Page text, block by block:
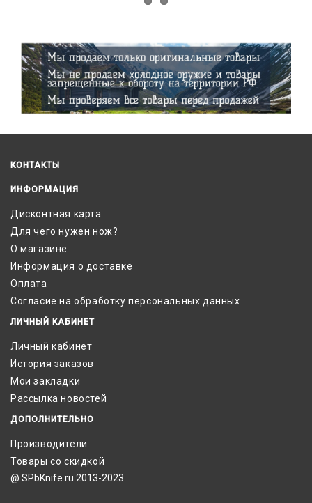
КОНТАКТЫ
ИНФОРМАЦИЯ
Дисконтная карта
Для чего нужен нож?
О магазине
Информация о доставке
Оплата
Согласие на обработку персональных данных
ЛИЧНЫЙ КАБИНЕТ
Личный кабинет
История заказов
Мои закладки
Рассылка новостей
ДОПОЛНИТЕЛЬНО
Производители
Товары со скидкой
@ SPbKnife.ru 2013-2023